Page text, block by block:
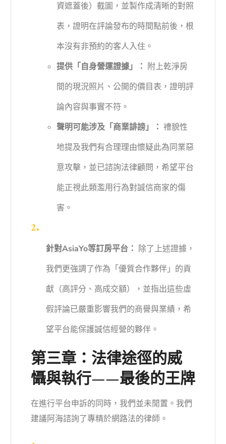
資遮蓋後）截圖，並製作成清晰的對照
表，證明在評論發布的時間點前後，根
本沒有非預約的客人入住。
提供「自身營運證據」： 附上乾淨房
間的現況照片、公開的價目表，證明評
論內容與事實不符。
聲明可能涉及「商業誹謗」： 禮貌性
地提及我們有合理理由懷疑此為同業惡
意攻擊，並已諮詢法律顧問，希望平台
能正視此類濫用行為對誠信商家的傷
害。
針對AsiaYo等訂房平台： 除了上述證據，
我們更強調了作為「優質合作夥伴」的貢
獻（高評分、高成交額），並指出這些虛
假評論已嚴重影響我們的商譽與業績，希
望平台能保護誠信經營的夥伴。
第三章：法律途徑的威
懾與執行——最後的王牌
在進行平台申訴的同時，我們並未閒置。我們
建議阿海諮詢了專精於網路法的律師。